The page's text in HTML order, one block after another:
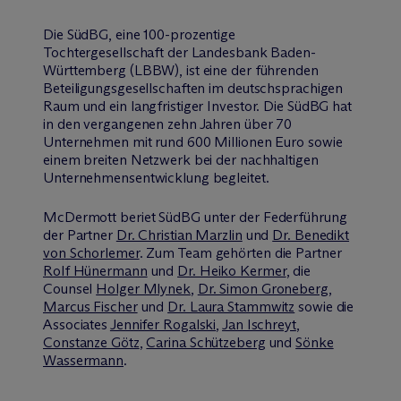
Die SüdBG, eine 100-prozentige
Tochtergesellschaft der Landesbank Baden-
Württemberg (LBBW), ist eine der führenden
Beteiligungsgesellschaften im deutschsprachigen
Raum und ein langfristiger Investor. Die SüdBG hat
in den vergangenen zehn Jahren über 70
Unternehmen mit rund 600 Millionen Euro sowie
einem breiten Netzwerk bei der nachhaltigen
Unternehmensentwicklung begleitet.
McDermott beriet SüdBG unter der Federführung
der Partner Dr. Christian Marzlin und Dr. Benedikt
von Schorlemer. Zum Team gehörten die Partner
Rolf Hünermann und Dr. Heiko Kermer, die
Counsel Holger Mlynek, Dr. Simon Groneberg,
Marcus Fischerund Dr. Laura Stammwitz sowie die
Associates Jennifer Rogalski,Jan Ischreyt,
Constanze Götz, Carina Schützeberg undSönke
Wassermann.